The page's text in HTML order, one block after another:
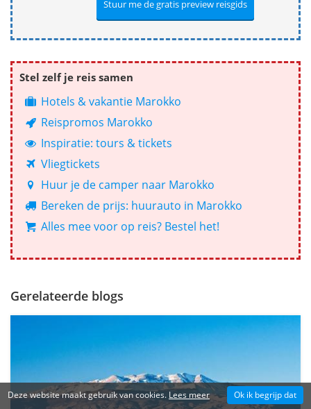
Stel zelf je reis samen
Hotels & vakantie Marokko
Reispromos Marokko
Inspiratie: tours & tickets
Vliegtickets
Huur je de camper naar Marokko
Bereken de prijs: huurauto in Marokko
Alles mee voor op reis? Bestel het!
Gerelateerde blogs
Deze website maakt gebruik van cookies. Lees meer Ok ik begrijp dat